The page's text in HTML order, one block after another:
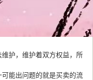
护，维护着双方权益，所
能出问题的就是买卖的流